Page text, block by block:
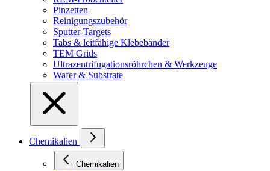
Pinzetten
Reinigungszubehör
Sputter-Targets
Tabs & leitfähige Klebebänder
TEM Grids
Ultrazentrifugationsröhrchen & Werkzeuge
Wafer & Substrate
Chemikalien
Chemikalien